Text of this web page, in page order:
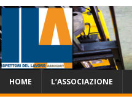
HOME L’ASSOCIAZIONE